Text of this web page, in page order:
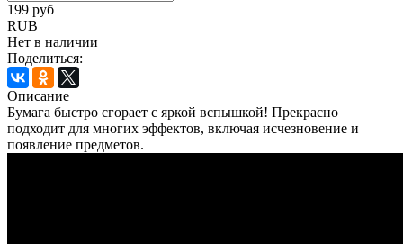
199 руб
RUB
Нет в наличии
Поделиться:
Описание
Бумага быстро сгорает с яркой вспышкой! Прекрасно
подходит для многих эффектов, включая исчезновение и
появление предметов.